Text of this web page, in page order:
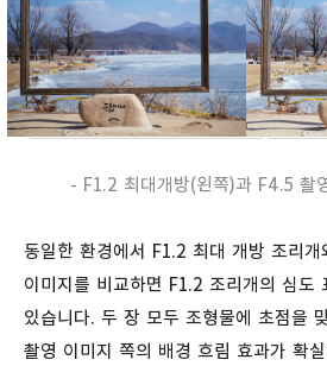
- F1.2 최대개방(왼쪽)과 F4.5 촬
동일한 환경에서 F1.2 최대 개방 조리
이미지를 비교하면 F1.2 조리개의 심도
있습니다. 두 장 모두 조형물에 초점을
촬영 이미지 쪽의 배경 흐림 효과가 확